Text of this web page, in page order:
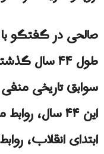
صالحی در گفتگو
طول ۴۴ سال
سوابق تاریخی
این ۴۴ سال،
ابتدای انقلاب،